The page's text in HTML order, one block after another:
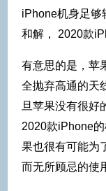
iPhone机身足够
和解， 2020款
有意思的是，苹
全抛弃高通的天
旦苹果没有很好
2020款iPhone
果也很有可能为
而无所顾忌的使